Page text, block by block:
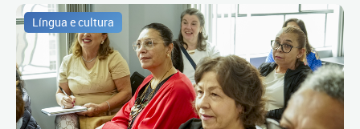
Língua e cultura